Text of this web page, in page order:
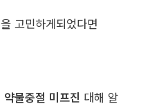
을 고민하게되었다면
약물중절 미프진 대해 알